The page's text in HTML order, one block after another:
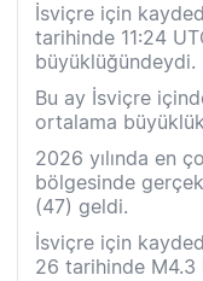
İsviçre için
tarihinde 11:24
büyüklüğündeydi.
Bu ay İsviçre
ortalama
2026 yılında en
bölgesinde
(47) geldi.
İsviçre için
26 tarihinde M4.3